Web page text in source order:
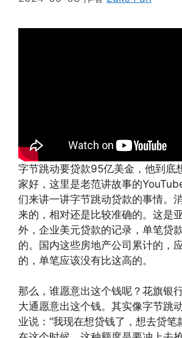
字节跳动要贷款95亿美金，他到底
家好，这里是老范讲故事的
们来讲一讲字节跳动贷款的事情。
来的，相对还是比较准确的。这是
外，企业美元贷款的记录，单笔贷
的。国内这些房地产公司累计的，
的，单笔应该没有比这高的。
那么，谁愿意出这个钱呢？花旗银
大通愿意出这个钱。其实像字节跳
业说：“我现在想贷钱了，想去贷笔